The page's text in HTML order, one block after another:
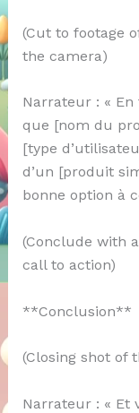
(Cut to footage
the camera)
Narrateur : «
que [nom du
[type
d’un [produit
bonne option à
(Conclude with
call to action)
**Conclusion**
(Closing shot of
Narrateur : « Et